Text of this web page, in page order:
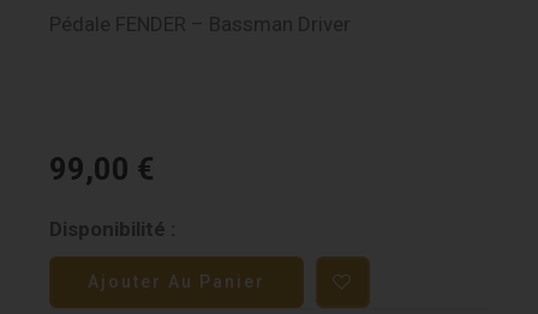
Pédale FENDER – Bassman Driver
99,00 €
Disponibilité :
quantité
de
Pédale
Ajouter Au Panier